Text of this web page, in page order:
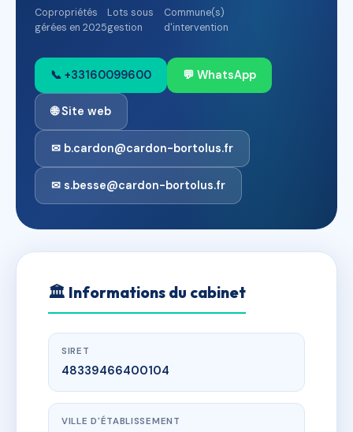
Copropriétés
gérées en 2025
Lots sous
gestion
Commune(s)
d'intervention
📞 +33160099600 💬 WhatsApp
🌐 Site web
✉ b.cardon@cardon-bortolus.fr
✉ s.besse@cardon-bortolus.fr
🏛 Informations du cabinet
SIRET
48339466400104
VILLE D'ÉTABLISSEMENT